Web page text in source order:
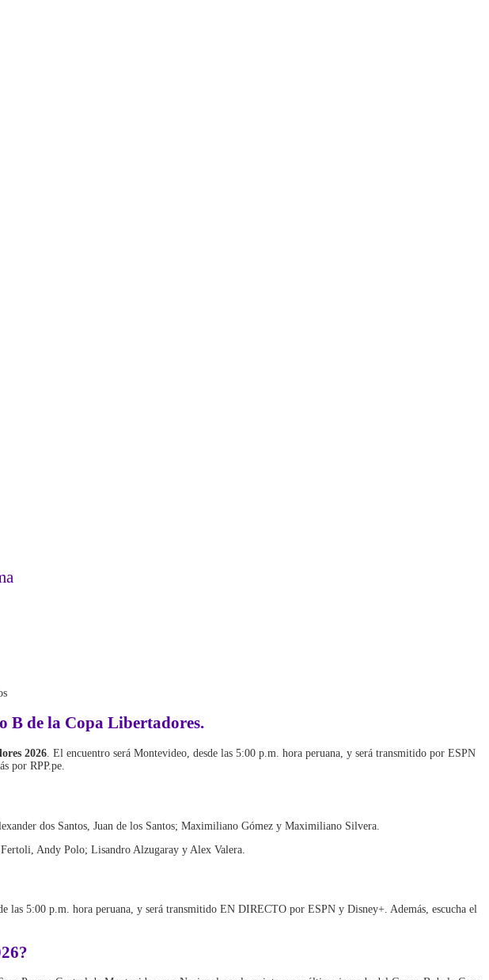
B de la Copa Libertadores.
2026 . El encuentro será Montevideo, desde las 5:00 p.m. hora peruana, y será transmitido por ESPN
por RPP.pe.
dos Santos, Juan de los Santos; Maximiliano Gómez y Maximiliano Silvera.
Andy Polo; Lisandro Alzugaray y Alex Valera.
las 5:00 p.m. hora peruana, y será transmitido EN DIRECTO por ESPN y Disney+. Además, escucha el